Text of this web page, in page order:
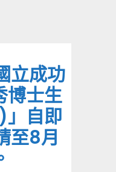
立成功
博士生
自即
至8月